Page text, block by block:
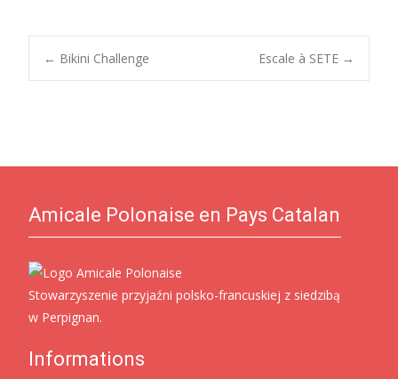
Post
← Bikini Challenge Escale à SETE →
Amicale Polonaise en Pays Catalan
Stowarzyszenie przyjaźni polsko-francuskiej z siedzibą
w Perpignan.
Informations